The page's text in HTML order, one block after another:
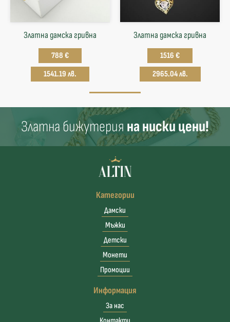
Златна дамска гривна
788 €
1541.19 лв.
Златна дамска гривна
1516 €
2965.04 лв.
Златна бижутерия на ниски цени!
Категории
Дамски
Мъжки
Детски
Монети
Промоции
Информация
За нас